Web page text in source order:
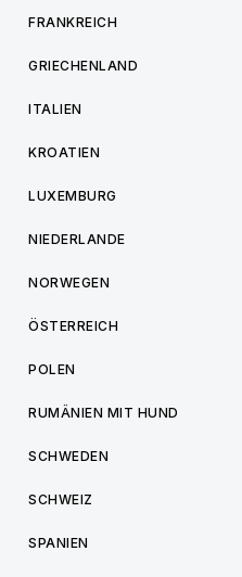
FRANKREICH
GRIECHENLAND
ITALIEN
KROATIEN
LUXEMBURG
NIEDERLANDE
NORWEGEN
ÖSTERREICH
POLEN
RUMÄNIEN MIT HUND
SCHWEDEN
SCHWEIZ
SPANIEN